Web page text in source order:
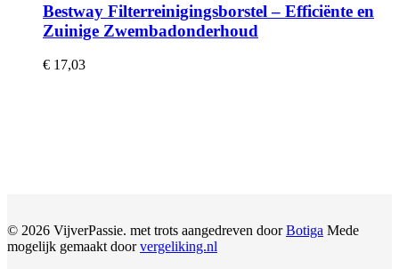
Bestway Filterreinigingsborstel – Efficiënte en
Zuinige Zwembadonderhoud
€ 17,03
© 2026 VijverPassie. met trots aangedreven doorBotiga Mede
mogelijk gemaakt doorvergeliking.nl